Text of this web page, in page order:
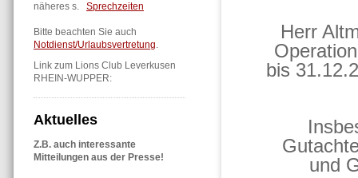
näheres s. Sprechzeiten
Bitte beachten Sie auch
Notdienst/Urlaubsvertretung.
Link zum Lions Club Leverkusen
RHEIN-WUPPER:
Aktuelles
Z.B. auch interessante
Mitteilungen aus der Presse!
Herr
bis
und